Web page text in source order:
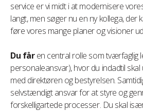
service er vi midt i at modernisere
langt, men søger nu en ny kollega,
føre vores mange planer og visioner
Du fåren central rolle som tværfaglig
personaleansvar), hvor du indadtil
med direktøren og bestyrelsen.
selvstændigt ansvar for at styre og
forskelligartede processer. Du skal